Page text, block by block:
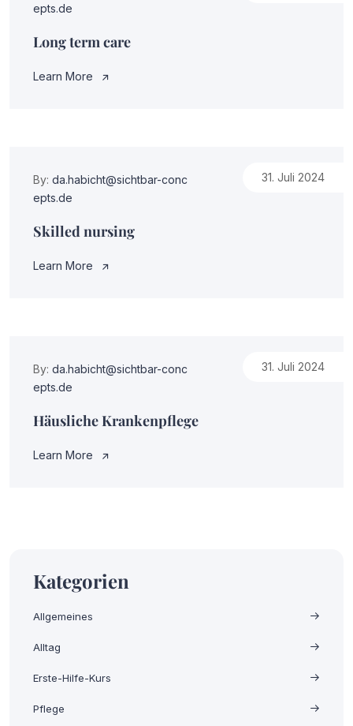
epts.de
Long term care
Learn More
31. Juli 2024
By: da.habicht@sichtbar-conc
epts.de
Skilled nursing
Learn More
31. Juli 2024
By: da.habicht@sichtbar-conc
epts.de
Häusliche Krankenpflege
Learn More
Kategorien
Allgemeines
Alltag
Erste-Hilfe-Kurs
Pflege